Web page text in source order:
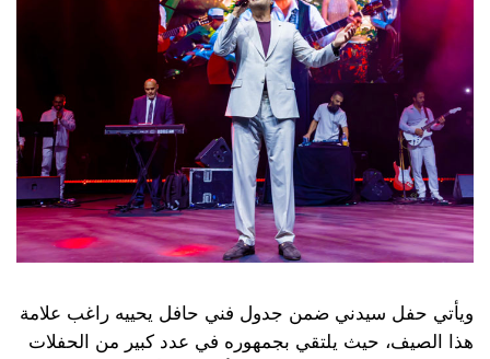
ويأتي حفل سيدني ضمن جدول فني حافل يحييه راغب علامة
هذا الصيف، حيث يلتقي بجمهوره في عدد كبير من الحفلات